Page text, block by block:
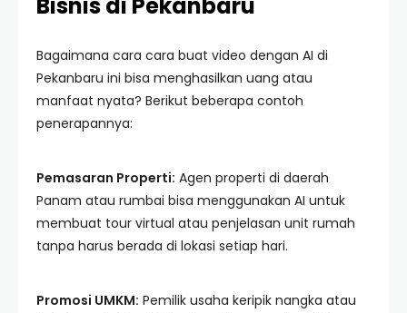
Bagaimana cara cara buat video dengan AI di
Pekanbaru ini bisa menghasilkan uang atau
manfaat nyata? Berikut beberapa contoh
penerapannya:
Pemasaran Properti: Agen properti di daerah
Panam atau rumbai bisa menggunakan AI untuk
membuat tour virtual atau penjelasan unit rumah
tanpa harus berada di lokasi setiap hari.
Promosi UMKM: Pemilik usaha keripik nangka atau